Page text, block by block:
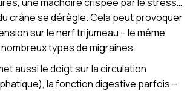
crâne se dérègle. Cela peut provoquer
sur le nerf trijumeau – le même
types de migraines.
aussi le doigt sur la circulation
la fonction digestive parfois –